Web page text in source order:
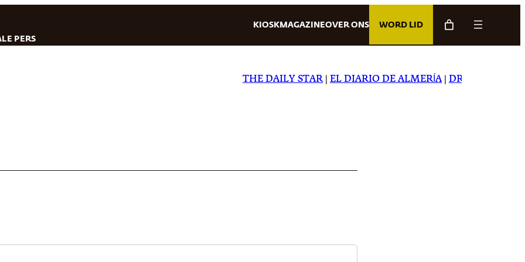
PERS
KIOSK MAGAZINEOVER ONS WORD LID
THE DAILY STAR|EL DIARIO DE ALMERÍA|DREAMING IN